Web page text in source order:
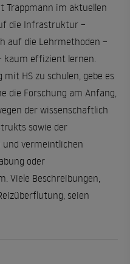
Trappmann im aktuellen
die Infrastruktur –
auf die Lehrmethoden –
kaum effizient lernen.
mit HS zu schulen, gebe es
die Forschung am Anfang,
der wissenschaftlich
sowie der
vermeintlichen
oder
Viele Beschreibungen,
seien